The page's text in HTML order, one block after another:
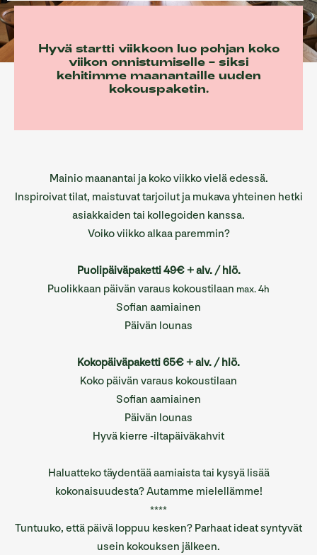
Sofian tilat
Info/Historia
English
Hyvä startti viikkoon luo pohjan koko
viikon onnistumiselle – siksi
kehitimme maanantaille uuden
kokouspaketin.
Mainio maanantai ja koko viikko vielä edessä.
Inspiroivat tilat, maistuvat tarjoilut ja mukava yhteinen hetki
asiakkaiden tai kollegoiden kanssa.
Voiko viikko alkaa paremmin?
Puolipäiväpaketti 49€ + alv. / hlö.
Puolikkaan päivän varaus kokoustilaan max. 4h
Sofian aamiainen
Päivän lounas
Kokopäiväpaketti 65€ + alv. / hlö.
Koko päivän varaus kokoustilaan
Sofian aamiainen
Päivän lounas
Hyvä kierre -iltapäiväkahvit
Haluatteko täydentää aamiaista tai kysyä lisää
kokonaisuudesta? Autamme mielellämme!
****
Tuntuuko, että päivä loppuu kesken? Parhaat ideat syntyvät
usein kokouksen jälkeen.